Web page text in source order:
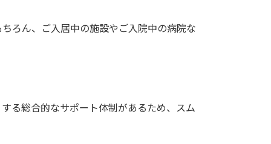
ろん、ご入居中の施設やご入院中の病院な
る総合的なサポート体制があるため、スム